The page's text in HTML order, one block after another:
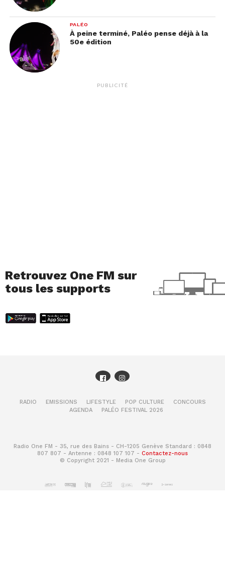
PALÉO
À peine terminé, Paléo pense déjà à la
50e édition
PUBLICITÉ
Retrouvez One FM sur
tous les supports
RADIO EMISSIONS LIFESTYLE POP CULTURE
CONCOURS
AGENDA
PALÉO FESTIVAL 2026
Radio One FM - 35, rue des Bains - CH-1205 Genève Standard : 0848
807 807 - Antenne : 0848 107 107 - Contactez-nous
© Copyright 2021 - Media One Group